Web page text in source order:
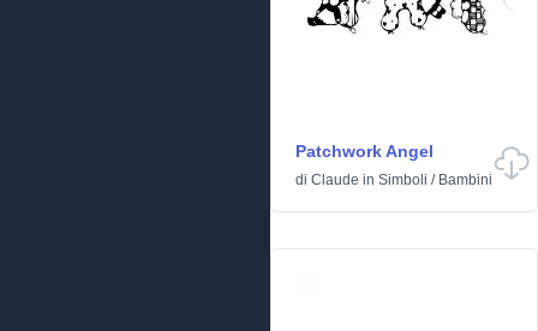
Patchwork Angel
di Claude in Simboli / Bambini